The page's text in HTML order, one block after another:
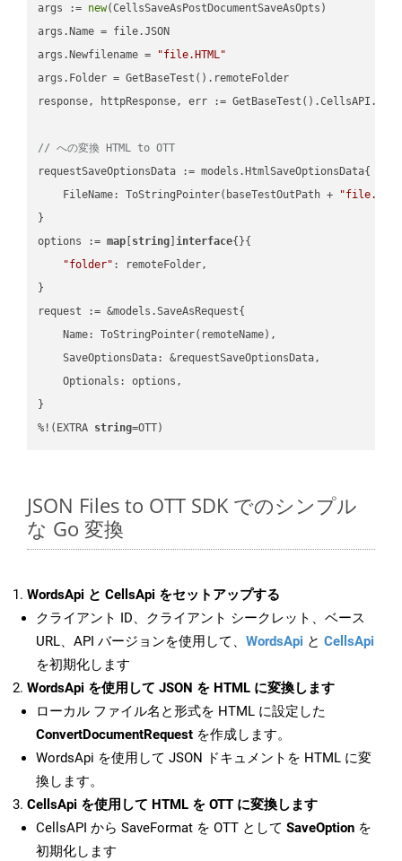
args := new(CellsSaveAsPostDocumentSaveAsOpts)
args.Name = file.JSON
args.Newfilename =
"file.HTML"
args.Folder = GetBaseTest().remoteFolder
response, httpResponse, err :=
// への変換 HTML to OTT
requestSaveOptionsData := models.HtmlSaveOptionsData{
    FileName: ToStringPointer(baseTestOutPath +
}
options := map string ]interface{}{
"folder" : remoteFolder,
}
request := &models.SaveAsRequest{
    Name: ToStringPointer(remoteName),
    SaveOptionsData: &requestSaveOptionsData,
    Optionals: options,
}
%!(EXTRA string=OTT)
JSON Files to OTT SDK でのシンプル
な Go 変換
WordsApi と CellsApi をセットアップする
クライアント ID、クライアント シークレット、ベース
URL、API バージョンを使用して、 WordsApi と CellsApi
を初期化します
WordsApi を使用して JSON を HTML に変換します
ローカル ファイル名と形式を HTML に設定した
ConvertDocumentRequest を作成します。
WordsApi を使用して JSON ドキュメントを HTML に変
換します。
CellsApi を使用して HTML を OTT に変換します
CellsAPI から SaveFormat を OTT として SaveOption を
初期化します